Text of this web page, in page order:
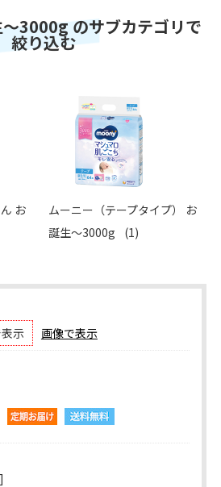
3000g のサブカテゴリで
絞り込む
お
ムーニー（テープタイプ） お
誕生～3000g
(1)
示 画像で表示